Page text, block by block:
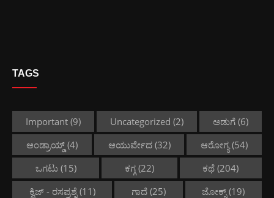
TAGS
Important (9) Uncategorized (2) ಅಡುಗೆ (6)
ಆಂಡ್ರಾಯ್ಡ್(4) ಆಯುರ್ವೇದ(32) ಆರೋಗ್ಯ (54)
ಒಗಟು(15) ಕಗ್ಗ(22) ಕಥೆ (204)
ಕ್ವಿಜ್ - ರಸಪ್ರಶ್ನೆ (11) ಗಾದೆ(25) ಜೋಕ್ಸ್ (19)